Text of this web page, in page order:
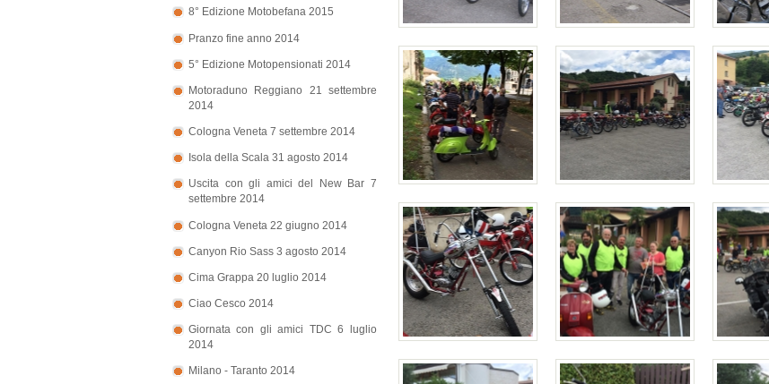
8° Edizione Motobefana 2015
Pranzo fine anno 2014
5° Edizione Motopensionati 2014
Motoraduno Reggiano 21 settembre
2014
Cologna Veneta 7 settembre 2014
Isola della Scala 31 agosto 2014
Uscita con gli amici del New Bar 7
settembre 2014
Cologna Veneta 22 giugno 2014
Canyon Rio Sass 3 agosto 2014
Cima Grappa 20 luglio 2014
Ciao Cesco 2014
Giornata con gli amici TDC 6 luglio
2014
Milano - Taranto 2014